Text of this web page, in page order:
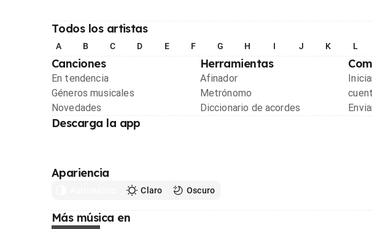
Todos los artistas
A B C D E F G H I J K L
Canciones
En tendencia
Géneros musicales
Novedades
Herramientas
Afinador
Metrónomo
Diccionario de acordes
Descarga la app
Apariencia
Claro Oscuro
Más música en